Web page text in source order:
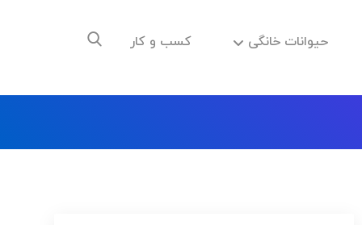
حیوانات خانگی کسب و کار